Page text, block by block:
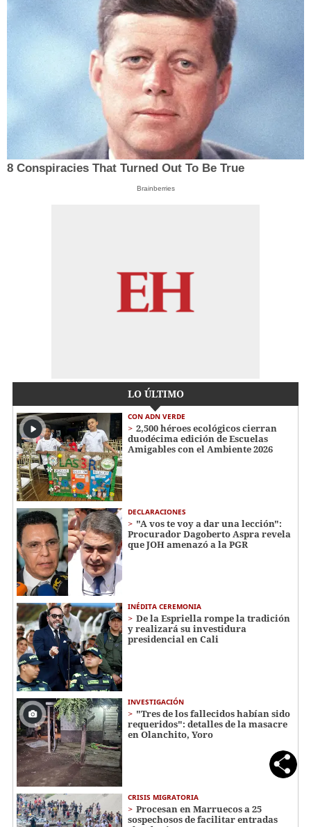
8 Conspiracies That Turned Out To Be True
Brainberries
LO ÚLTIMO
CON ADN VERDE
2,500 héroes ecológicos cierran
duodécima edición de Escuelas
Amigables con el Ambiente 2026
DECLARACIONES
"A vos te voy a dar una lección":
Procurador Dagoberto Aspra revela
que JOH amenazó a la PGR
INÉDITA CEREMONIA
De la Espriella rompe la tradición
y realizará su investidura
presidencial en Cali
INVESTIGACIÓN
"Tres de los fallecidos habían sido
requeridos": detalles de la masacre
en Olanchito, Yoro
CRISIS MIGRATORIA
Procesan en Marruecos a 25
sospechosos de facilitar entradas